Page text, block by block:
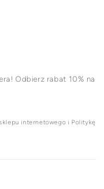
Odbierz rabat 10% na
internetowego i Politykę